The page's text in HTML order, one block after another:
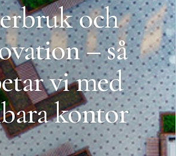
och
– så
vi med
kontor